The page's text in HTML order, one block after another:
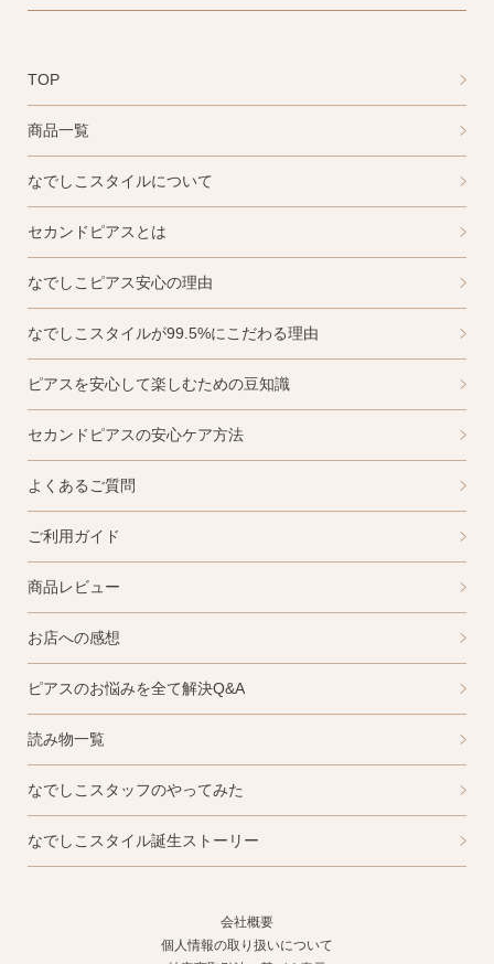
ピアスホールアドバイザー
なでしこスタイルの
安心サポート
1）「ピアス初めてBOOK」同梱
ピアス初心者さんの素朴な疑問を解消です
2）
ピアスホールのお悩み相談室
ピアスホールアドバイザーによる、相談実績
3）
チタン純度99.5%、素材に自信あり！
件！
お支払い 配送・送料
TOP
商品一覧
なでしこスタイルについて
セカンドピアスとは
なでしこピアス安心の理由
なでしこスタイルが99.5%にこだわる理由
ピアスを安心して楽しむための豆知識
セカンドピアスの安心ケア方法
よくあるご質問
ご利用ガイド
商品レビュー
お店への感想
ピアスのお悩みを全て解決Q&A
読み物一覧
なでしこスタッフのやってみた
なでしこスタイル誕生ストーリー
会社概要
個人情報の取り扱いについて